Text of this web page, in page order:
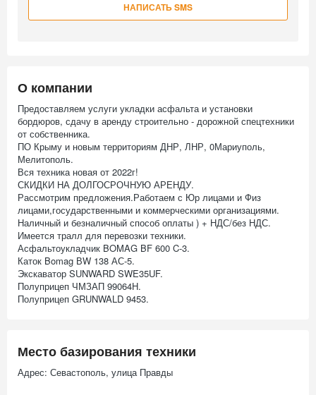
НАПИСАТЬ SMS
О компании
Предоставляем услуги укладки асфальта и установки
бордюров, сдачу в аренду строительно - дорожной спецтехники
от собственника.
ПО Крыму и новым территориям ДНР, ЛНР, 0Мариуполь,
Мелитополь.
Вся техника новая от 2022г!
СКИДКИ НА ДОЛГОСРОЧНУЮ АРЕНДУ.
Рассмотрим предложения.Работаем с Юр лицами и Физ
лицами,государственными и коммерческими организациями.
Наличный и безналичный способ оплаты ) + НДС/без НДС.
Имеется тралл для перевозки техники.
Асфальтоукладчик BOMAG BF 600 C-3.
Каток Bomag ВW 138 АС-5.
Экскаватор SUNWARD SWE35UF.
Полуприцеп ЧМЗАП 99064Н.
Полуприцеп GRUNWALD 9453.
Место базирования техники
Адрес: Севастополь, улица Правды